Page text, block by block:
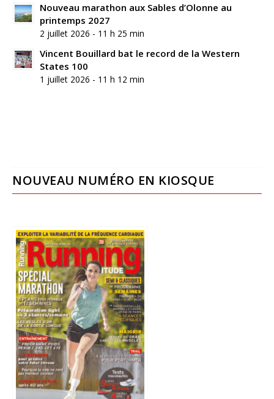
Nouveau marathon aux Sables d’Olonne au
printemps 2027
2 juillet 2026 - 11 h 25 min
Vincent Bouillard bat le record de la Western
States 100
1 juillet 2026 - 11 h 12 min
NOUVEAU NUMÉRO EN KIOSQUE